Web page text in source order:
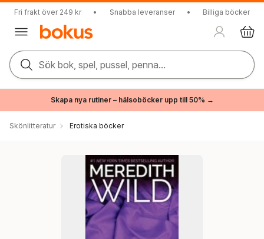
Fri frakt över 249 kr • Snabba leveranser • Billiga böcker
Sök bok, spel, pussel, penna...
Skapa nya rutiner – hälsoböcker upp till 50% →
Skönlitteratur Erotiska böcker